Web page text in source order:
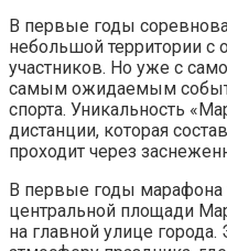
В первые годы
небольшой территории с
участников. Но уже с
самым ожидаемым
спорта. Уникальность
дистанции, которая
проходит через
В первые годы марафона
центральной площади
на главной улице